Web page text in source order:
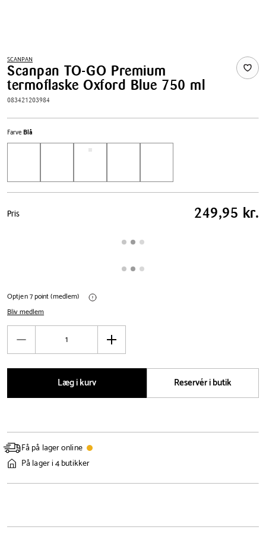
SCANPAN
Scanpan TO-GO Premium
termoflaske Oxford Blue 750 ml
083421203984
Farve Blå
Pris
tabel
Pris 249,95 kr.
Optjen 7 point (medlem)
Bliv medlem
Antal
Øg
Læg i kurv
Reservér i butik
Få på lager online
På lager i 4 butikker